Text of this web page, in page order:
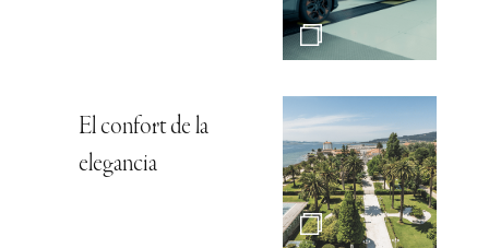
El confort de la
elegancia